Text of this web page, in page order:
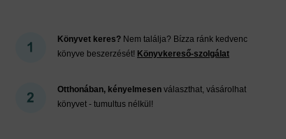
Könyvet keres? Nem találja? Bízza ránk kedvenc
könyve beszerzését! Könyvkereső-szolgálat
Otthonában, kényelmesen választhat, vásárolhat
könyvet - tumultus nélkül!